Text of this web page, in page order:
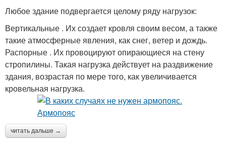
Любое здание подвергается целому ряду нагрузок:
Вертикальные . Их создает кровля своим весом, а также
такие атмосферные явления, как снег, ветер и дождь.
Распорные . Их провоцируют опирающиеся на стену
стропилины. Такая нагрузка действует на раздвижение
здания, возрастая по мере того, как увеличивается
кровельная нагрузка.
читать дальше →